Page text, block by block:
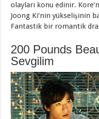
olayları konu edinir.
Joong Ki’nin yükselişinin
Fantastik bir romantik
200 Pounds
Sevgilim